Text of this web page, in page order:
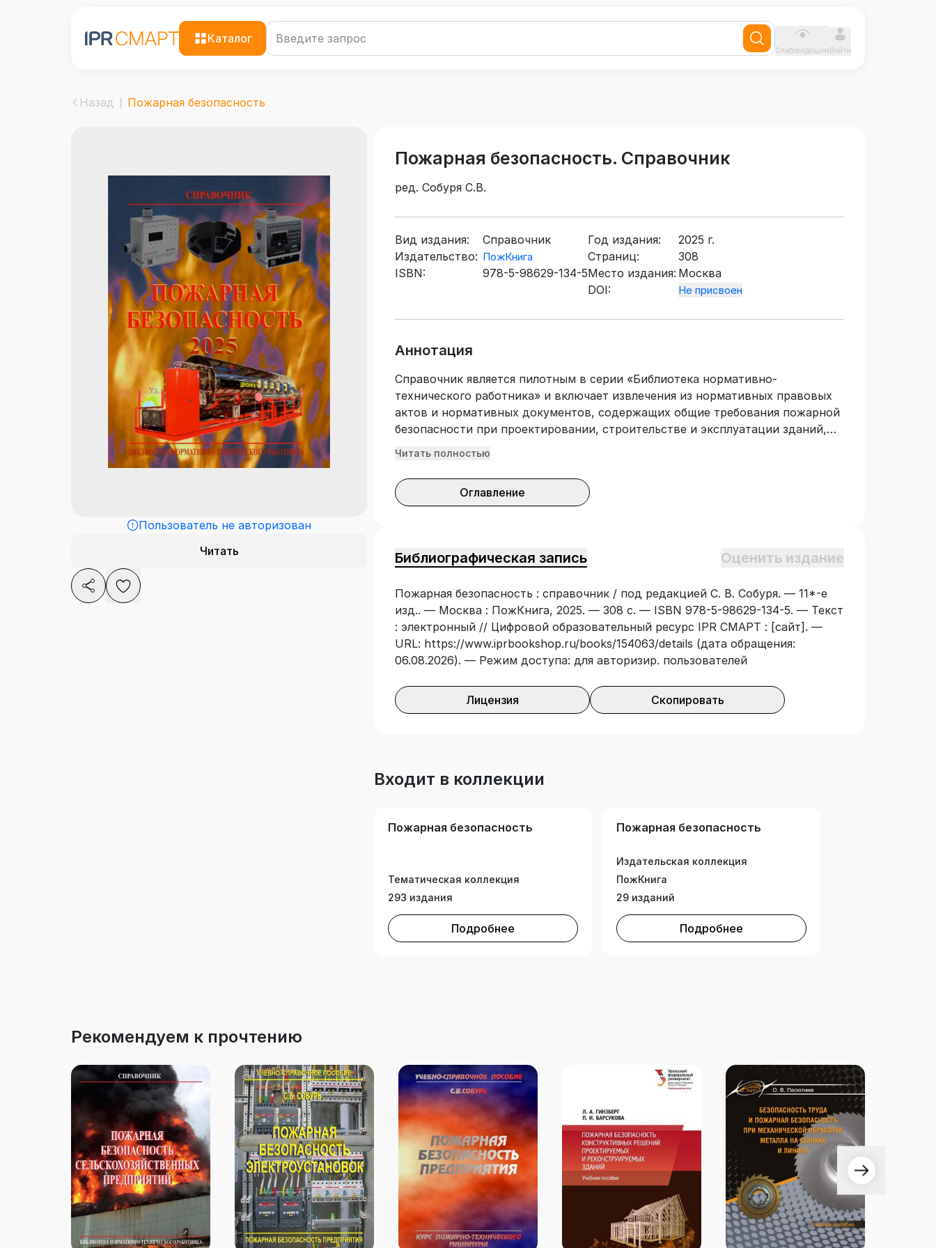
Каталог
СлабовидящимВойти
Назад Пожарная безопасность
Пользователь не авторизован
Читать
Пожарная безопасность. Справочник
ред. Собуря С.В.
Вид издания:
Справочник
Издательство: ПожКнига
ISBN: 978-5-98629-134-5
Год издания:
2025 г.
Страниц:
308
Место издания: Москва
DOI:
Не присвоен
Аннотация
Справочник является пилотным в серии «Библиотека нормативно-
технического работника» и включает извлечения из нормативных правовых
актов и нормативных документов, содержащих общие требования пожарной
безопасности при проектировании, строительстве и эксплуатации зданий,
сооружений: № 123-ФЗ «Технический регламент о требованиях пожарной
30826-2014, ГОСТ Р 53303-2009, ГОСТ Р 53306-2009, СП 1.13130.2020, СП
2.13130.2020, СП 3.13130.2009, СП 7.13130.2013, СП 8.13130.2020, СП 10.13130.2020
специалистов проектных и экспертных организаций, руководителей,
безопасности организаций различных форм собственности, студентов
технических учебных заведений и слушателей последипломного обучения. 11-
е издание изменено по состоянию нормативных правовых актов и
нормативных документов по пожарной безопасности на 01.11.2025 г.
Читать полностью
Оглавление
Библиографическая запись Оценить издание
Пожарная безопасность : справочник / под редакцией С. В. Собуря. — 11*-е
изд.. — Москва : ПожКнига, 2025. — 308 с. — ISBN 978-5-98629-134-5. — Текст
: электронный // Цифровой образовательный ресурс IPR СМАРТ : [сайт]. —
URL: https://www.iprbookshop.ru/books/154063/details (дата обращения:
06.08.2026). — Режим доступа: для авторизир. пользователей
Лицензия Скопировать
Входит в коллекции
Пожарная безопасность
Тематическая коллекция
293 издания
Подробнее
Пожарная безопасность
Издательская коллекция
ПожКнига
29 изданий
Подробнее
Рекомендуем к прочтению